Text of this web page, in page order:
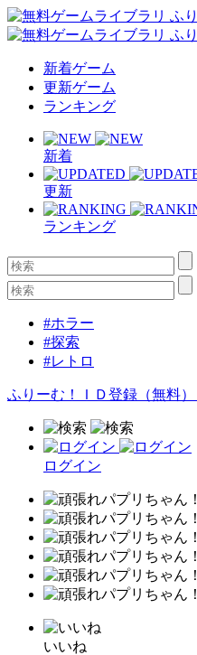
新着ゲーム
更新ゲーム
ランキング
新着
更新
ランキング
#ホラー
#探索
#レトロ
ふりーむ！ＩＤ登録（無料）
ログイン
いいね